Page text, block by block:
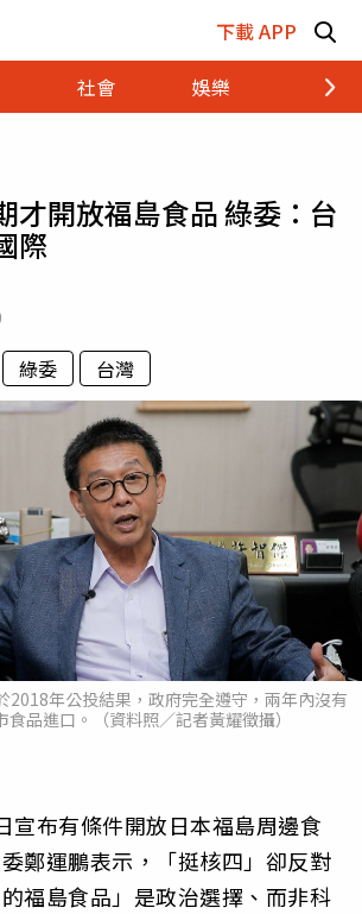
下載 APP
社會 娛樂 財經
才開放福島食品 綠委：台
際
綠委 台灣
2018年公投結果，政府完全遵守，兩年內沒有
食品進口。（資料照／記者黃耀徵攝）
宣布有條件開放日本福島周邊食
鄭運鵬表示，「挺核四」卻反對
的福島食品」是政治選擇、而非科